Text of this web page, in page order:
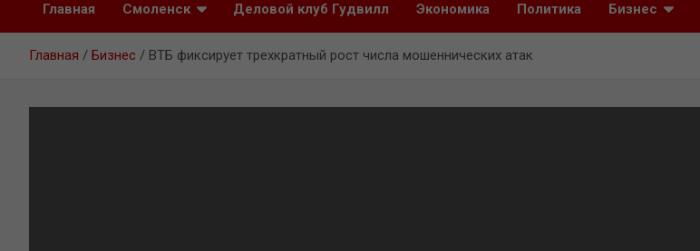
Главная Смоленск Деловой клуб Гудвилл Экономика Политика Бизнес
Главная Бизнес ВТБ фиксирует трехкратный рост числа мошеннических атак